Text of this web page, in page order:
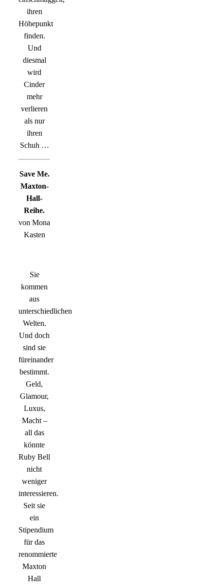
ihren
Höhepunkt
finden.
Und
diesmal
wird
Cinder
mehr
verlieren
als nur
ihren
Schuh …
Save Me.
Maxton-
Hall-
Reihe.
von Mona
Kasten
Sie
kommen
aus
unterschiedlichen
Welten.
Und doch
sind sie
füreinander
bestimmt.
Geld,
Glamour,
Luxus,
Macht –
all das
könnte
Ruby Bell
nicht
weniger
interessieren.
Seit sie
ein
Stipendium
für das
renommierte
Maxton
Hall